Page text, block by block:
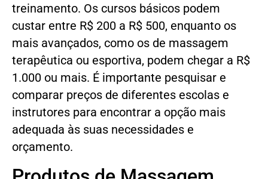
treinamento. Os cursos básicos podem
custar entre R$ 200 a R$ 500, enquanto os
mais avançados, como os de massagem
terapêutica ou esportiva, podem chegar a R$
1.000 ou mais. É importante pesquisar e
comparar preços de diferentes escolas e
instrutores para encontrar a opção mais
adequada às suas necessidades e
orçamento.